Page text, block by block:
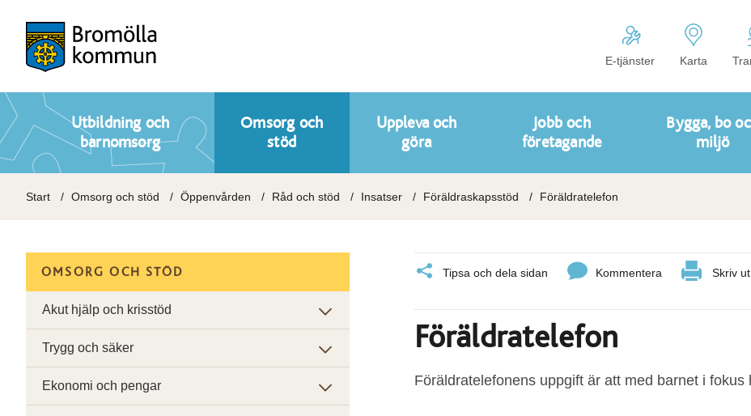
E-tjänster Karta
Utbildning och
barnomsorg
Omsorg och
stöd
Uppleva och
göra
Jobb och
företagande
Bygga, bo
miljö
Start Omsorg och stöd Öppenvården Råd och stöd Insatser Föräldraskapsstöd Föräldratelefon
Tipsa och dela sidan Kommentera Skriv ut
Föräldratelefon
Föräldratelefonens uppgift är att med barnet i
OMSORG OCH STÖD
Akut hjälp och krisstöd
Trygg och säker
Ekonomi och pengar